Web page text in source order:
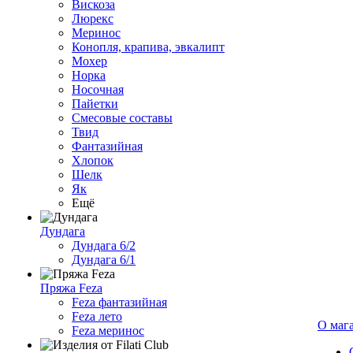
Вискоза
Люрекс
Меринос
Конопля, крапива, эвкалипт
Мохер
Норка
Носочная
Пайетки
Смесовые составы
Твид
Фантазийная
Хлопок
Шелк
Як
Ещё
Дундага
Дундага 6/2
Дундага 6/1
Пряжа Feza
Feza фантазийная
Feza лето
Feza меринос
О